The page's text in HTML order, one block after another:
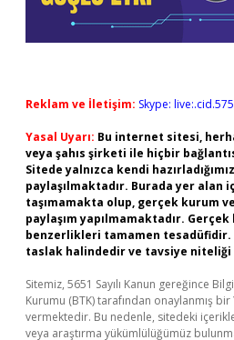
Reklam ve İletişim: Skype:
Yasal Uyarı: Bu internet sitesi,
veya şahıs şirketi ile hiçbir
Sitede yalnızca kendi
paylaşılmaktadır. Burada yer
taşımamakta olup, gerçek kurum
paylaşım yapılmamaktadır.
benzerlikleri tamamen
taslak halindedir ve tavsiye niteliği
Sitemiz, 5651 Sayılı Kanun gereğince
Kurumu (BTK) tarafından onaylanmış bir
vermektedir. Bu nedenle, sitedeki
veya araştırma yükümlülüğümüz